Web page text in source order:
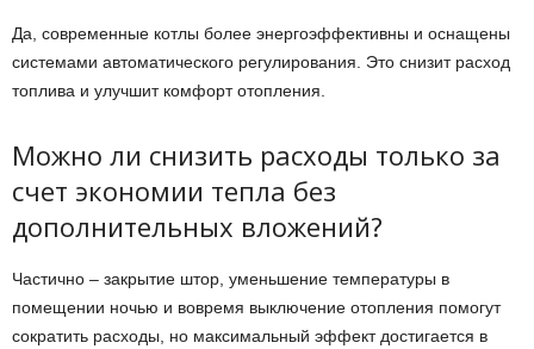
Да, современные котлы более энергоэффективны и оснащены
системами автоматического регулирования. Это снизит расход
топлива и улучшит комфорт отопления.
Можно ли снизить расходы только за
счет экономии тепла без
дополнительных вложений?
Частично – закрытие штор, уменьшение температуры в
помещении ночью и вовремя выключение отопления помогут
сократить расходы, но максимальный эффект достигается в